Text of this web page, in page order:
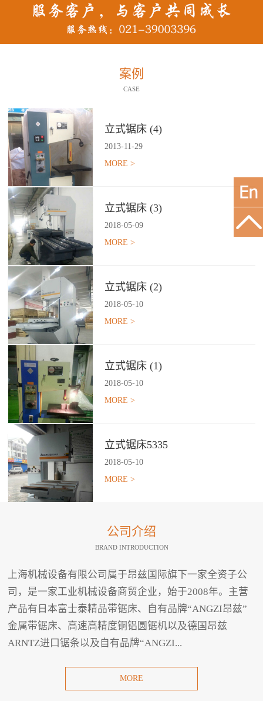
案例
CASE
立式锯床 (4)
2013-11 -29
MORE >
立式锯床 (3)
2018-05-09
MORE >
立式锯床 (2)
2018-05-10
MORE >
立式锯床 (1)
2018-05-10
MORE >
立式锯床5335
2018-05-10
MORE >
公司介绍
BRAND INTRODUCTION
上海机械设备有限公司属于昂兹国际旗下一家全资子公
司，是一家工业机械设备商贸企业，始于2008年。主营
产品有日本富士泰精品带锯床、自有品牌“ANGZI昂兹”
金属带锯床、高速高精度铜铝圆锯机以及德国昂兹
ARNTZ进口锯条以及自有品牌“ANGZI...
MORE